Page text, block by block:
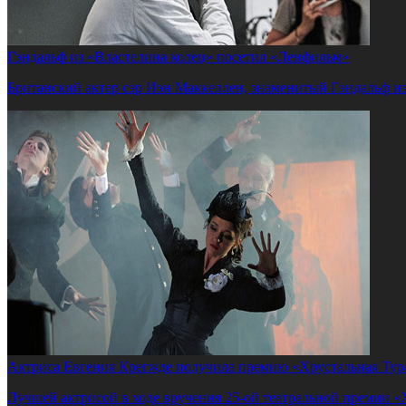
Гэндальф из «Властелина колец» посетил «Ленфильм»
Британский актер сэр Иэн Маккеллен, знаменитый Гэндальф
Актриса Евгения Крегжде получила премию «Хрустальная
Лучшей актрисой в ходе вручения 25-ой театральной премии